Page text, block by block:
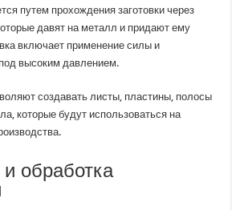
путем прохождения заготовки через
давят на металл и придают ему
включает применение силы и
высоким давлением.
создавать листы, пластины, полосы
которые будут использоваться на
обработка